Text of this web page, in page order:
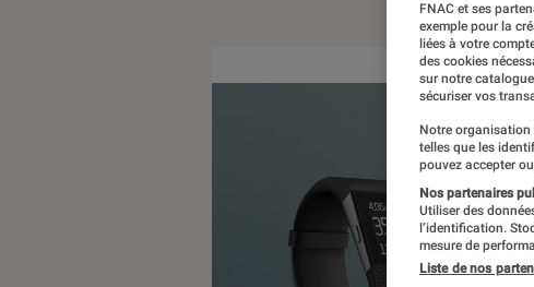
FNAC et ses
exemple pour la
liées à votre
des cookies
sur notre
sécuriser vos
Notre organisation
telles que les
pouvez accepter
Nos partenaires
Utiliser des
l’identification.
mesure de
Liste de nos